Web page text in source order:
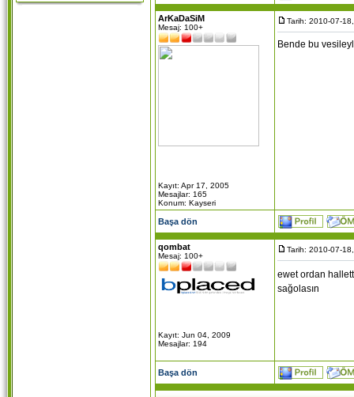
ArKaDaSiM
Mesaj: 100+
Kayıt: Apr 17, 2005
Mesajlar: 165
Konum: Kayseri
Tarih: 2010-07-
Bende bu
Başa dön
qombat
Mesaj: 100+
Kayıt: Jun 04, 2009
Mesajlar: 194
Tarih: 2010-07-
ewet ordan
sağolasın
Başa dön